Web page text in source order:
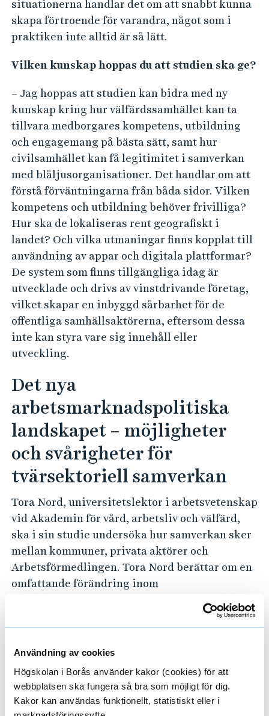
Användning av cookies
Högskolan i Borås använder kakor (cookies) för att
webbplatsen ska fungera så bra som möjligt för dig.
Kakor kan användas funktionellt, statistiskt eller i
situationerna handlar det om att snabbt kunna
skapa förtroende för varandra, något som i
praktiken inte alltid är så lätt.
Vilken kunskap hoppas du att studien ska ge?
– Jag hoppas att studien kan bidra med ny
kunskap kring hur välfärdssamhället kan ta
tillvara medborgares kompetens, utbildning
och engagemang på bästa sätt, samt hur
civilsamhället kan få legitimitet i samverkan
med blåljusorganisationer. Det handlar om att
förstå förväntningarna från båda sidor. Vilken
kompetens och utbildning behöver frivilliga?
Hur ska de lokaliseras rent geografiskt i
landet? Och vilka utmaningar finns kopplat till
användning av appar och digitala plattformar?
De system som finns tillgängliga idag är
utvecklade och drivs av vinstdrivande företag,
vilket skapar en inbyggd sårbarhet för de
offentliga samhällsaktörerna, eftersom dessa
inte kan styra vare sig innehåll eller
utveckling.
Det nya
arbetsmarknadspolitiska
landskapet – möjligheter
och svårigheter för
tvärsektoriell samverkan
Tora Nord, universitetslektor i arbetsvetenskap
vid Akademin för vård, arbetsliv och välfärd,
ska i sin studie undersöka hur samverkan sker
mellan kommuner, privata aktörer och
Arbetsförmedlingen. Tora Nord berättar om en
omfattande förändring inom
under de senaste åren fått en mer tongivande
roll i svensk arbetsmarknadspolitik då de i
samverkan med Arbetsförmedlingen ska
säkerställa ett ändamålsenligt stöd till grupper